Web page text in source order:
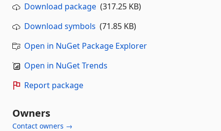
Download package (317.25 KB)
Download symbols (71.85 KB)
Open in NuGet Package Explorer
Open in NuGet Trends
Report package
Owners
Contact owners →